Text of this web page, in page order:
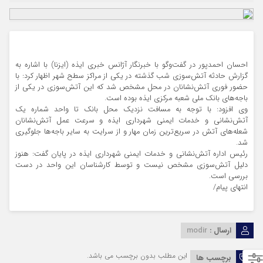
احسان احمدپور در گفت‌وگو با خبرنگار آژانس خبری ایذه (ایزنا) با اشاره به
گزارش حادثه آتش‌سوزی شب گذشته در یکی از مراکز سطح شهر اظهار کرد: با
حضور فوری آتش‌نشانان در محل مشخص شد که این آتش‌سوزی در یکی از
باجه‌های بانک ملی شعبه مرکزی ایذه بوده است.
وی افزود: با توجه به مسافت نزدیک محل بانک تا واحد شماره یک
آتش‌نشانی و خدمات ایمنی شهرداری ایذه و سرعت عمل آتش‌نشانان
شعله‌های آتش‌ در سریع‌ترین زمان مهار و از سرایت به سایر باجه‌ها جلوگیری
شد.
رئیس اداره آتش‌نشانی و خدمات ایمنی شهرداری ایذه در پایان گفت: هنوز
دلیل آتش‌سوزی مشخص نیست و توسط کارشناسان این واحد در دست
بررسی است.
انتهای پیام/
ارسال : modir
برچسب ها این مطلب بدون برچسب می باشد.